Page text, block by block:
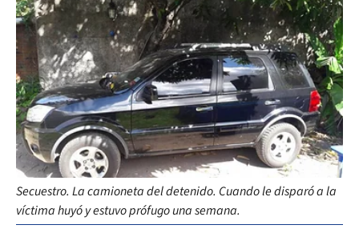
Secuestro. La camioneta del detenido. Cuando le disparó a la
víctima huyó y estuvo prófugo una semana.